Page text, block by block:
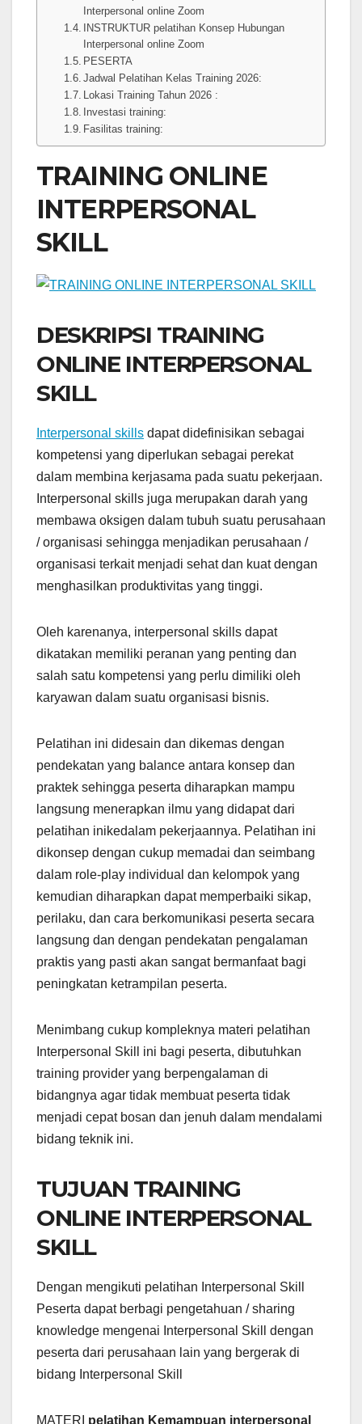
Interpersonal online Zoom
INSTRUKTUR pelatihan Konsep Hubungan
Interpersonal online Zoom
PESERTA
Jadwal Pelatihan Kelas Training 2026:
Lokasi Training Tahun 2026 :
Investasi training:
Fasilitas training:
TRAINING ONLINE
INTERPERSONAL
SKILL
DESKRIPSI TRAINING
ONLINE INTERPERSONAL
SKILL
Interpersonal skills dapat didefinisikan sebagai
kompetensi yang diperlukan sebagai perekat
dalam membina kerjasama pada suatu pekerjaan.
Interpersonal skills juga merupakan darah yang
membawa oksigen dalam tubuh suatu perusahaan
/ organisasi sehingga menjadikan perusahaan /
organisasi terkait menjadi sehat dan kuat dengan
menghasilkan produktivitas yang tinggi.
Oleh karenanya, interpersonal skills dapat
dikatakan memiliki peranan yang penting dan
salah satu kompetensi yang perlu dimiliki oleh
karyawan dalam suatu organisasi bisnis.
Pelatihan ini didesain dan dikemas dengan
pendekatan yang balance antara konsep dan
praktek sehingga peserta diharapkan mampu
langsung menerapkan ilmu yang didapat dari
pelatihan inikedalam pekerjaannya. Pelatihan ini
dikonsep dengan cukup memadai dan seimbang
dalam role-play individual dan kelompok yang
kemudian diharapkan dapat memperbaiki sikap,
perilaku, dan cara berkomunikasi peserta secara
langsung dan dengan pendekatan pengalaman
praktis yang pasti akan sangat bermanfaat bagi
peningkatan ketrampilan peserta.
Menimbang cukup kompleknya materi pelatihan
Interpersonal Skill ini bagi peserta, dibutuhkan
training provider yang berpengalaman di
bidangnya agar tidak membuat peserta tidak
menjadi cepat bosan dan jenuh dalam mendalami
bidang teknik ini.
TUJUAN TRAINING
ONLINE INTERPERSONAL
SKILL
Dengan mengikuti pelatihan Interpersonal Skill
Peserta dapat berbagi pengetahuan / sharing
knowledge mengenai Interpersonal Skill dengan
peserta dari perusahaan lain yang bergerak di
bidang Interpersonal Skill
MATERI pelatihan Kemampuan interpersonal